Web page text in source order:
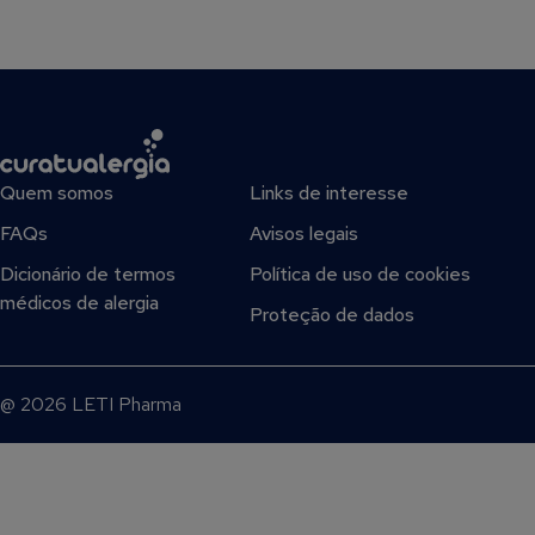
Quem somos
FAQs
Dicionário de termos
médicos de alergia
Links de interesse
Avisos legais
Política de uso de cookies
Proteção de dados
@ 2026 LETI Pharma